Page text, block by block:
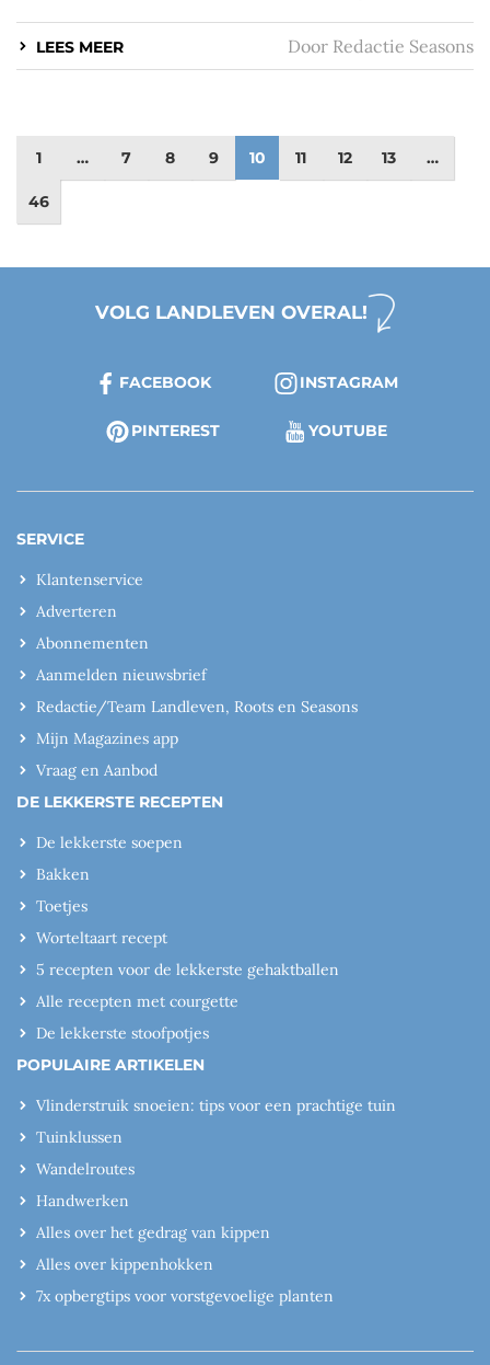
LEES MEER Door Redactie Seasons
1 … 7 8 9 10 11 12 13 …
46
VOLG LANDLEVEN OVERAL!
FACEBOOK INSTAGRAM
PINTEREST YOUTUBE
SERVICE
Klantenservice
Adverteren
Abonnementen
Aanmelden nieuwsbrief
Redactie/Team Landleven, Roots en Seasons
Mijn Magazines app
Vraag en Aanbod
DE LEKKERSTE RECEPTEN
De lekkerste soepen
Bakken
Toetjes
Worteltaart recept
5 recepten voor de lekkerste gehaktballen
Alle recepten met courgette
De lekkerste stoofpotjes
POPULAIRE ARTIKELEN
Vlinderstruik snoeien: tips voor een prachtige tuin
Tuinklussen
Wandelroutes
Handwerken
Alles over het gedrag van kippen
Alles over kippenhokken
7x opbergtips voor vorstgevoelige planten